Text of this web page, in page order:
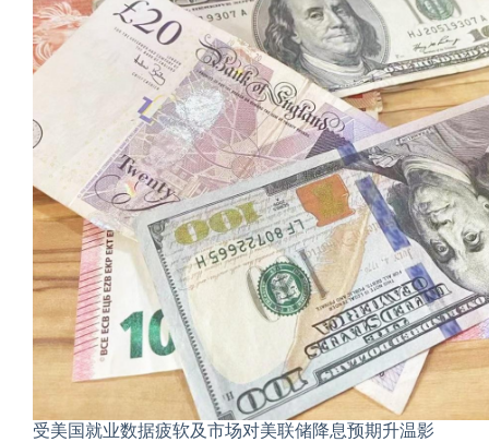
受美国就业数据疲软及市场对美联储降息预期升温影